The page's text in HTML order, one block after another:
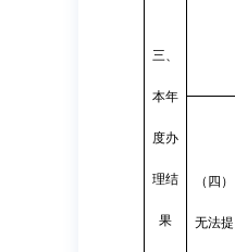
三、
本年
度办
理结
果
（四）
无法提